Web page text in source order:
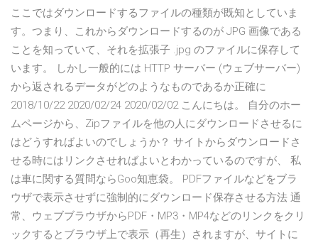
ここではダウンロードするファイルの種類が既知としていま
す。つまり、これからダウンロードするのが JPG 画像である
ことを知っていて、それを拡張子 .jpg のファイルに保存して
います。 しかし一般的には HTTP サーバー (ウェブサーバー)
から返されるデータがどのようなものであるか正確に
2018/10/22 2020/02/24 2020/02/02 こんにちは。 自分のホー
ムページから、Zipファイルを他の人にダウンロードさせるに
はどうすればよいのでしょうか？ サイトからダウンロードさ
せる時にはリンクさせればよいとわかっているのですが、 私
は車に関する質問ならGoo知恵袋。 PDFファイルなどをブラ
ウザで表示させずに強制的にダウンロード保存させる方法 通
常、ウェブブラウザからPDF・MP3・MP4などのリンクをクリ
ックするとブラウザ上で表示（再生）されますが、サイトに